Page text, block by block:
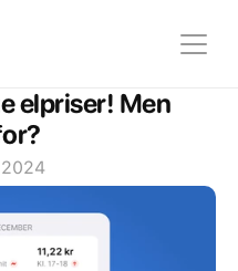
elpriser! Men
2024